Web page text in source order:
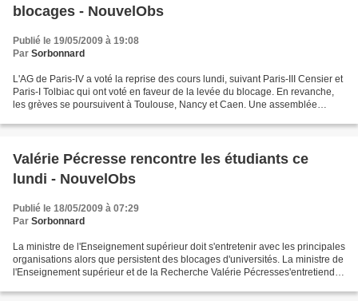
blocages - NouvelObs
Publié le 19/05/2009 à 19:08
Par Sorbonnard
L'AG de Paris-IV a voté la reprise des cours lundi, suivant Paris-III Censier et
Paris-I Tolbiac qui ont voté en faveur de la levée du blocage. En revanche,
les grèves se poursuivent à Toulouse, Nancy et Caen. Une assemblée
Valérie Pécresse rencontre les étudiants ce
lundi - NouvelObs
Publié le 18/05/2009 à 07:29
Par Sorbonnard
La ministre de l'Enseignement supérieur doit s'entretenir avec les principales
organisations alors que persistent des blocages d'universités. La ministre de
l'Enseignement supérieur et de la Recherche Valérie Pécresses'entretiendra